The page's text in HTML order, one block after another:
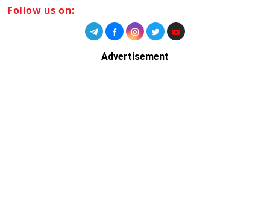
Follow us on:
Advertisement